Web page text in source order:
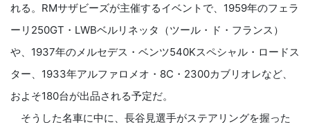
れる。RMサザビーズが主催するイベントで、1959年のフェラ
ーリ250GT・LWBベルリネッタ（ツール・ド・フランス）
や、1937年のメルセデス・ベンツ540Kスペシャル・ロードス
ター、1933年アルファロメオ・8C・2300カブリオレなど、
およそ180台が出品される予定だ。
そうした名車に中に、長谷見選手がステアリングを握った